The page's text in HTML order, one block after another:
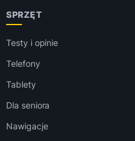
SPRZĘT
Testy i opinie
Telefony
Tablety
Dla seniora
Nawigacje